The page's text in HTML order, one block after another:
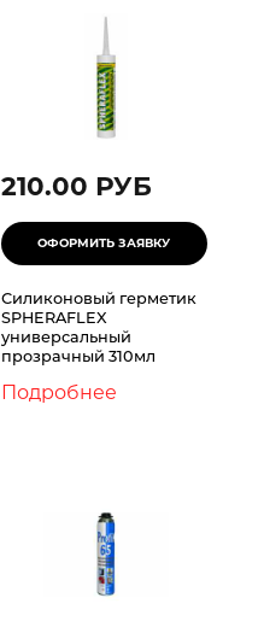
210.00 РУБ
Силиконовый герметик
SPHERAFLEX
универсальный
прозрачный 310мл
Подробнее